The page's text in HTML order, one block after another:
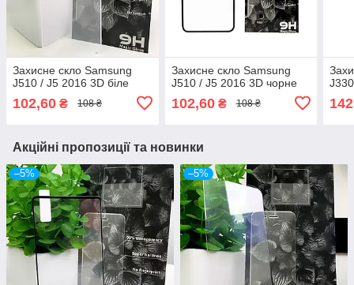
Захисне скло Samsung
J510 / J5 2016 3D біле
102,60 ₴ 108 ₴
Захисне скло Samsung
J510 / J5 2016 3D чорне
102,60₴ 108 ₴
Акційні пропозиції та новинки
–5% –5%